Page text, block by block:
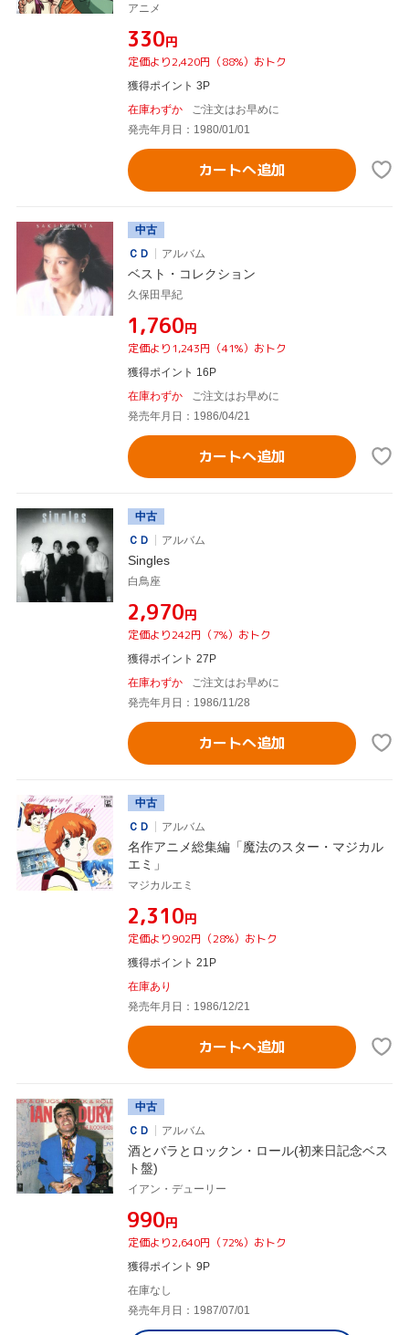
アニメ
¥330円
定価より2,420円（88%）おトク
獲得ポイント 3P
在庫わずか
ご注文はお早めに
発売年月日：1980/01/01
カートへ追加
中古
ＣＤ
アルバム
ベスト・コレクション
久保田早紀
¥1,760円
定価より1,243円（41%）おトク
獲得ポイント 16P
在庫わずか
ご注文はお早めに
発売年月日：1986/04/21
カートへ追加
中古
ＣＤ
アルバム
Singles
白鳥座
¥2,970円
定価より242円（7%）おトク
獲得ポイント 27P
在庫わずか
ご注文はお早めに
発売年月日：1986/11/28
カートへ追加
中古
ＣＤ
アルバム
名作アニメ総集編「魔法のスター・マジカル
エミ」
マジカルエミ
¥2,310円
定価より902円（28%）おトク
獲得ポイント 21P
在庫あり
発売年月日：1986/12/21
カートへ追加
中古
ＣＤ
アルバム
酒とバラとロックン・ロール(初来日記念ベス
ト盤)
イアン・デューリー
¥990円
定価より2,640円（72%）おトク
獲得ポイント 9P
在庫なし
発売年月日：1987/07/01